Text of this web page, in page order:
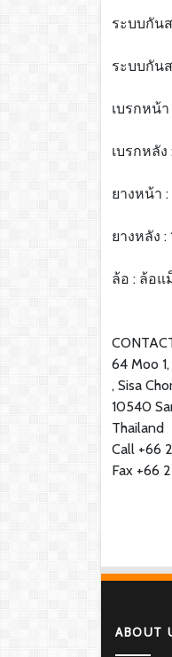
ระบบกัน
ระบบกัน
เบรกหน้
เบรกหลัง
ยางหน้า :
ยางหลัง :
ล้อ : ล้อแ
64 Moo
, Sisa
10540
Thailand
Call +66
Fax +66
ABOUT